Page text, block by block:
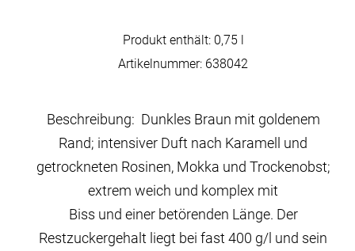
Produkt enthält: 0,75
Artikelnummer: 638042
Beschreibung: Dunkles Braun mit goldenem
Rand; intensiver Duft nach Karamell und
getrockneten Rosinen, Mokka und Trockenobst;
extrem weich und komplex mit
Biss und einer betörenden Länge. Der
Restzuckergehalt liegt bei fast 400 g/l und sein